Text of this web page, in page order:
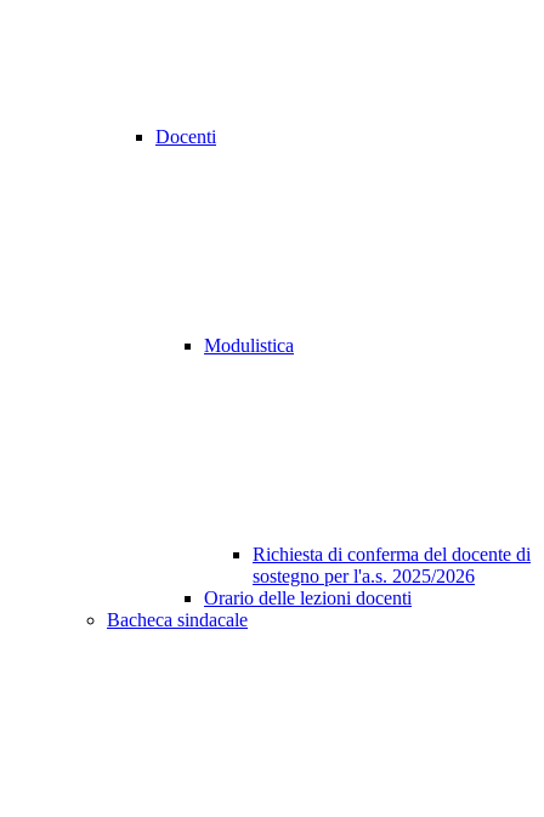
Docenti
Modulistica
Richiesta di conferma del docente di
sostegno per l'a.s. 2025/2026
Orario delle lezioni docenti
Bacheca sindacale